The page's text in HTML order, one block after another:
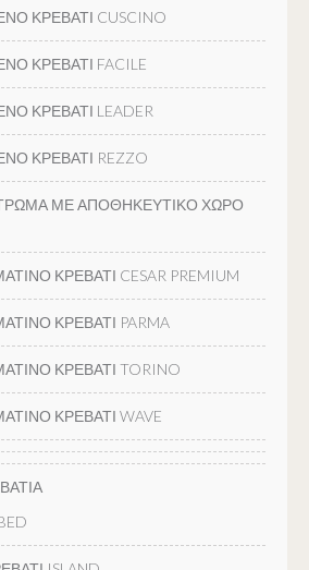
ΚΡΕΒΑΤΙ CUSCINO
ΚΡΕΒΑΤΙ FACILE
ΚΡΕΒΑΤΙ LEADER
ΚΡΕΒΑΤΙ REZZO
ΜΕ ΑΠΟΘΗΚΕΥΤΙΚΟ ΧΩΡΟ
ΚΡΕΒΑΤΙ CESAR PREMIUM
ΚΡΕΒΑΤΙ PARMA
ΚΡΕΒΑΤΙ TORINO
ΚΡΕΒΑΤΙ WAVE